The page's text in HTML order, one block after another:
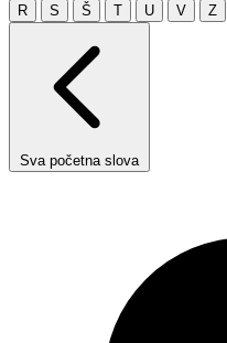
R
S Š T U V Z
Sva početna slova